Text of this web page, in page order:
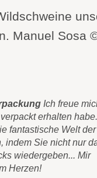
Manuel Sosa
Ich freue
erhalten habe.
fantastische Welt der
indem Sie nicht nur
wiedergeben... Mir
Herzen!